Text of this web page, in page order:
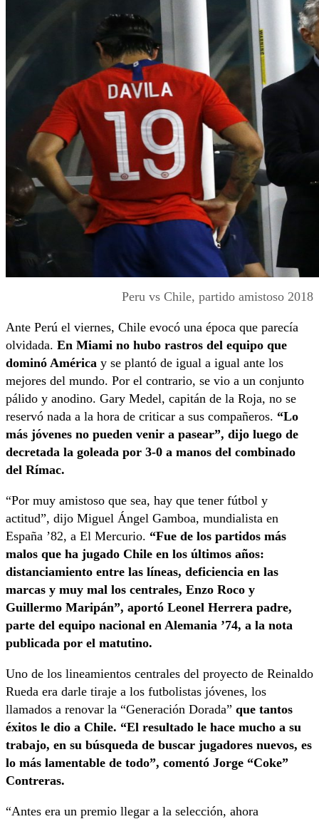
Peru vs Chile, partido amistoso 2018
Ante Perú el viernes, Chile evocó una época que parecía
olvidada. En Miami no hubo rastros del equipo que
dominó América y se plantó de igual a igual ante los
mejores del mundo. Por el contrario, se vio a un conjunto
pálido y anodino. Gary Medel, capitán de la Roja, no se
reservó nada a la hora de criticar a sus compañeros. “Lo
más jóvenes no pueden venir a pasear”, dijo luego de
decretada la goleada por 3-0 a manos del combinado
del Rímac.
“Por muy amistoso que sea, hay que tener fútbol y
actitud”, dijo Miguel Ángel Gamboa, mundialista en
España ’82, a El Mercurio. “Fue de los partidos más
malos que ha jugado Chile en los últimos años:
distanciamiento entre las líneas, deficiencia en las
marcas y muy mal los centrales, Enzo Roco y
Guillermo Maripán”, aportó Leonel Herrera padre,
parte del equipo nacional en Alemania ’74, a la nota
publicada por el matutino.
Uno de los lineamientos centrales del proyecto de Reinaldo
Rueda era darle tiraje a los futbolistas jóvenes, los
llamados a renovar la “Generación Dorada” que tantos
éxitos le dio a Chile. “El resultado le hace mucho a su
trabajo, en su búsqueda de buscar jugadores nuevos, es
lo más lamentable de todo”, comentó Jorge “Coke”
Contreras.
“Antes era un premio llegar a la selección, ahora